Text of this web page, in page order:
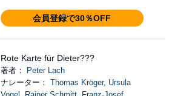
会員登録で30％OFF
Rote Karte für Dieter???
著者：
Peter Lach
ナレーター： Thomas Kröger, Ursula